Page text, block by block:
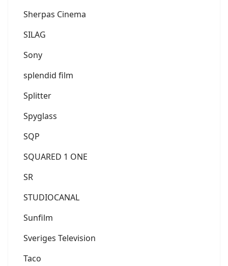
Sherpas Cinema
SILAG
Sony
splendid film
Splitter
Spyglass
SQP
SQUARED 1 ONE
SR
STUDIOCANAL
Sunfilm
Sveriges Television
Taco